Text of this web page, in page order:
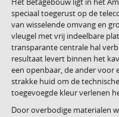
speciaal toegerust op de
van wisselende omvang en
vleugel met vrij indeelbare
transparante centrale hal
resultaat levert binnen het
een openbaar, de ander voor
strakke huid om de
toegevoegde kleur verlenen
Door overbodige materialen